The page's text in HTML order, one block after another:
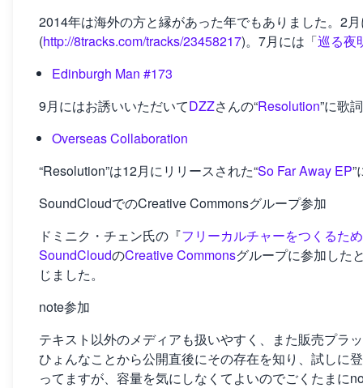
2014年は海外の方と縁があった年でもありました。2
(http://8tracks.com/tracks/23458217)。7月には「巡る夜
Edinburgh Man #173
9月にはお誘いいただいてDZZさんの“Resolution”に歌
Overseas Collaboration
“Resolution”は12月にリリースされた“So Far Away EP”
SoundCloudでのCreative Commonsグループ参加
ドミニク・チェン氏の『フリーカルチャーをつくるた
SoundCloudのCreative Commonsグループに参加した
じました。
note参加
テキスト以外のメディアも扱いやすく、また販売プラ
ひょんなことから公開直後にその存在を知り、試しに
ってますが、容量を気にしなくてよいのでごくたまに